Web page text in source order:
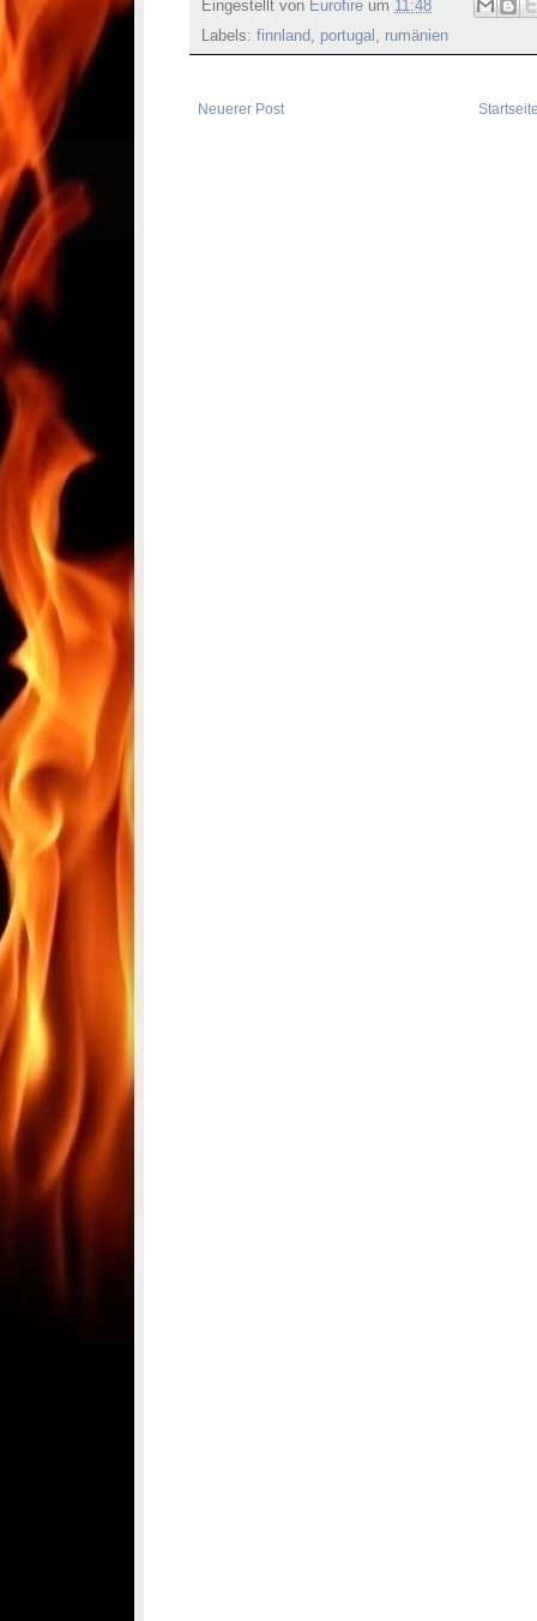
Eingestellt von Eurofire um 11:48
Labels: finnland, portugal , rumänien
Neuerer Post